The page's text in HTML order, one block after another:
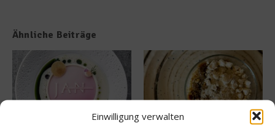
Einwilligung verwalten
Ähnliche Beiträge